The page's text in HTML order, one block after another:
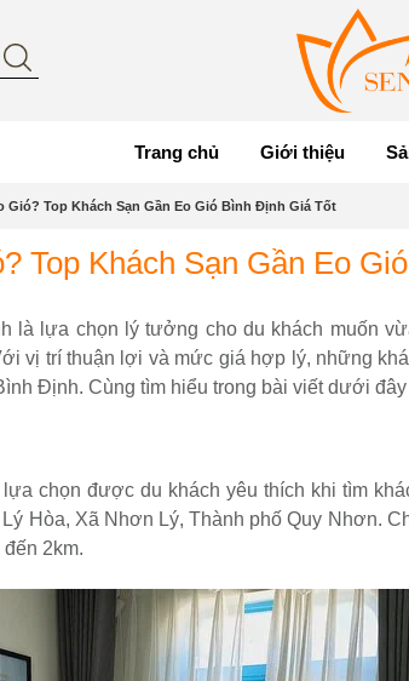
Trang chủ Giới thiệu
Gió? Top Khách Sạn Gần Eo Gió Bình Định Giá Tốt
Top Khách Sạn Gần Eo
là lựa chọn lý tưởng cho du khách muốn
vị trí thuận lợi và mức giá hợp lý, những
Định. Cùng tìm hiểu trong bài viết dưới đây
chọn được du khách yêu thích khi tìm
Hòa, Xã Nhơn Lý, Thành phố Quy Nhơn.
2km.